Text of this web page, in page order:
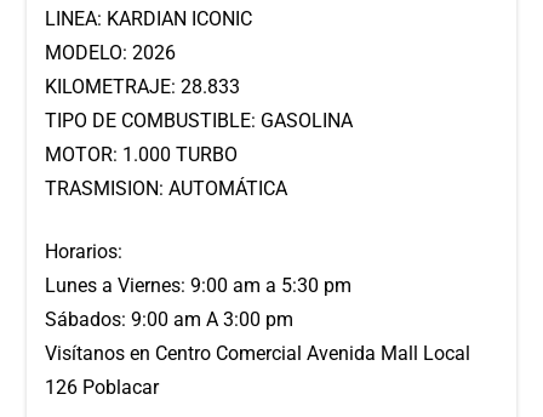
LINEA: KARDIAN ICONIC
MODELO: 2026
KILOMETRAJE: 28.833
TIPO DE COMBUSTIBLE: GASOLINA
MOTOR: 1.000 TURBO
TRASMISION: AUTOMÁTICA
Horarios:
Lunes a Viernes: 9:00 am a 5:30 pm
Sábados: 9:00 am A 3:00 pm
Visítanos en Centro Comercial Avenida Mall Local
126 Poblacar